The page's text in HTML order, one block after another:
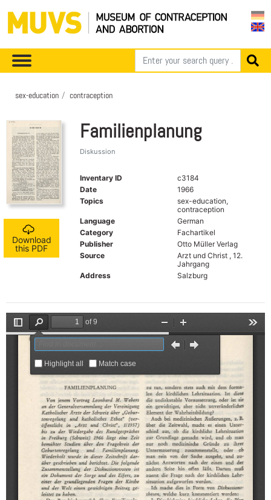
sex-education contraception
Download
this PDF
Familienplanung
Diskussion
Inventary ID
c3184
Date
1966
Topics
sex-education,
contraception
Language
German
Category
Fachartikel
Publisher
Otto Müller Verlag
Source
Arzt und Christ , 12.
Jahrgang
Address
Salzburg